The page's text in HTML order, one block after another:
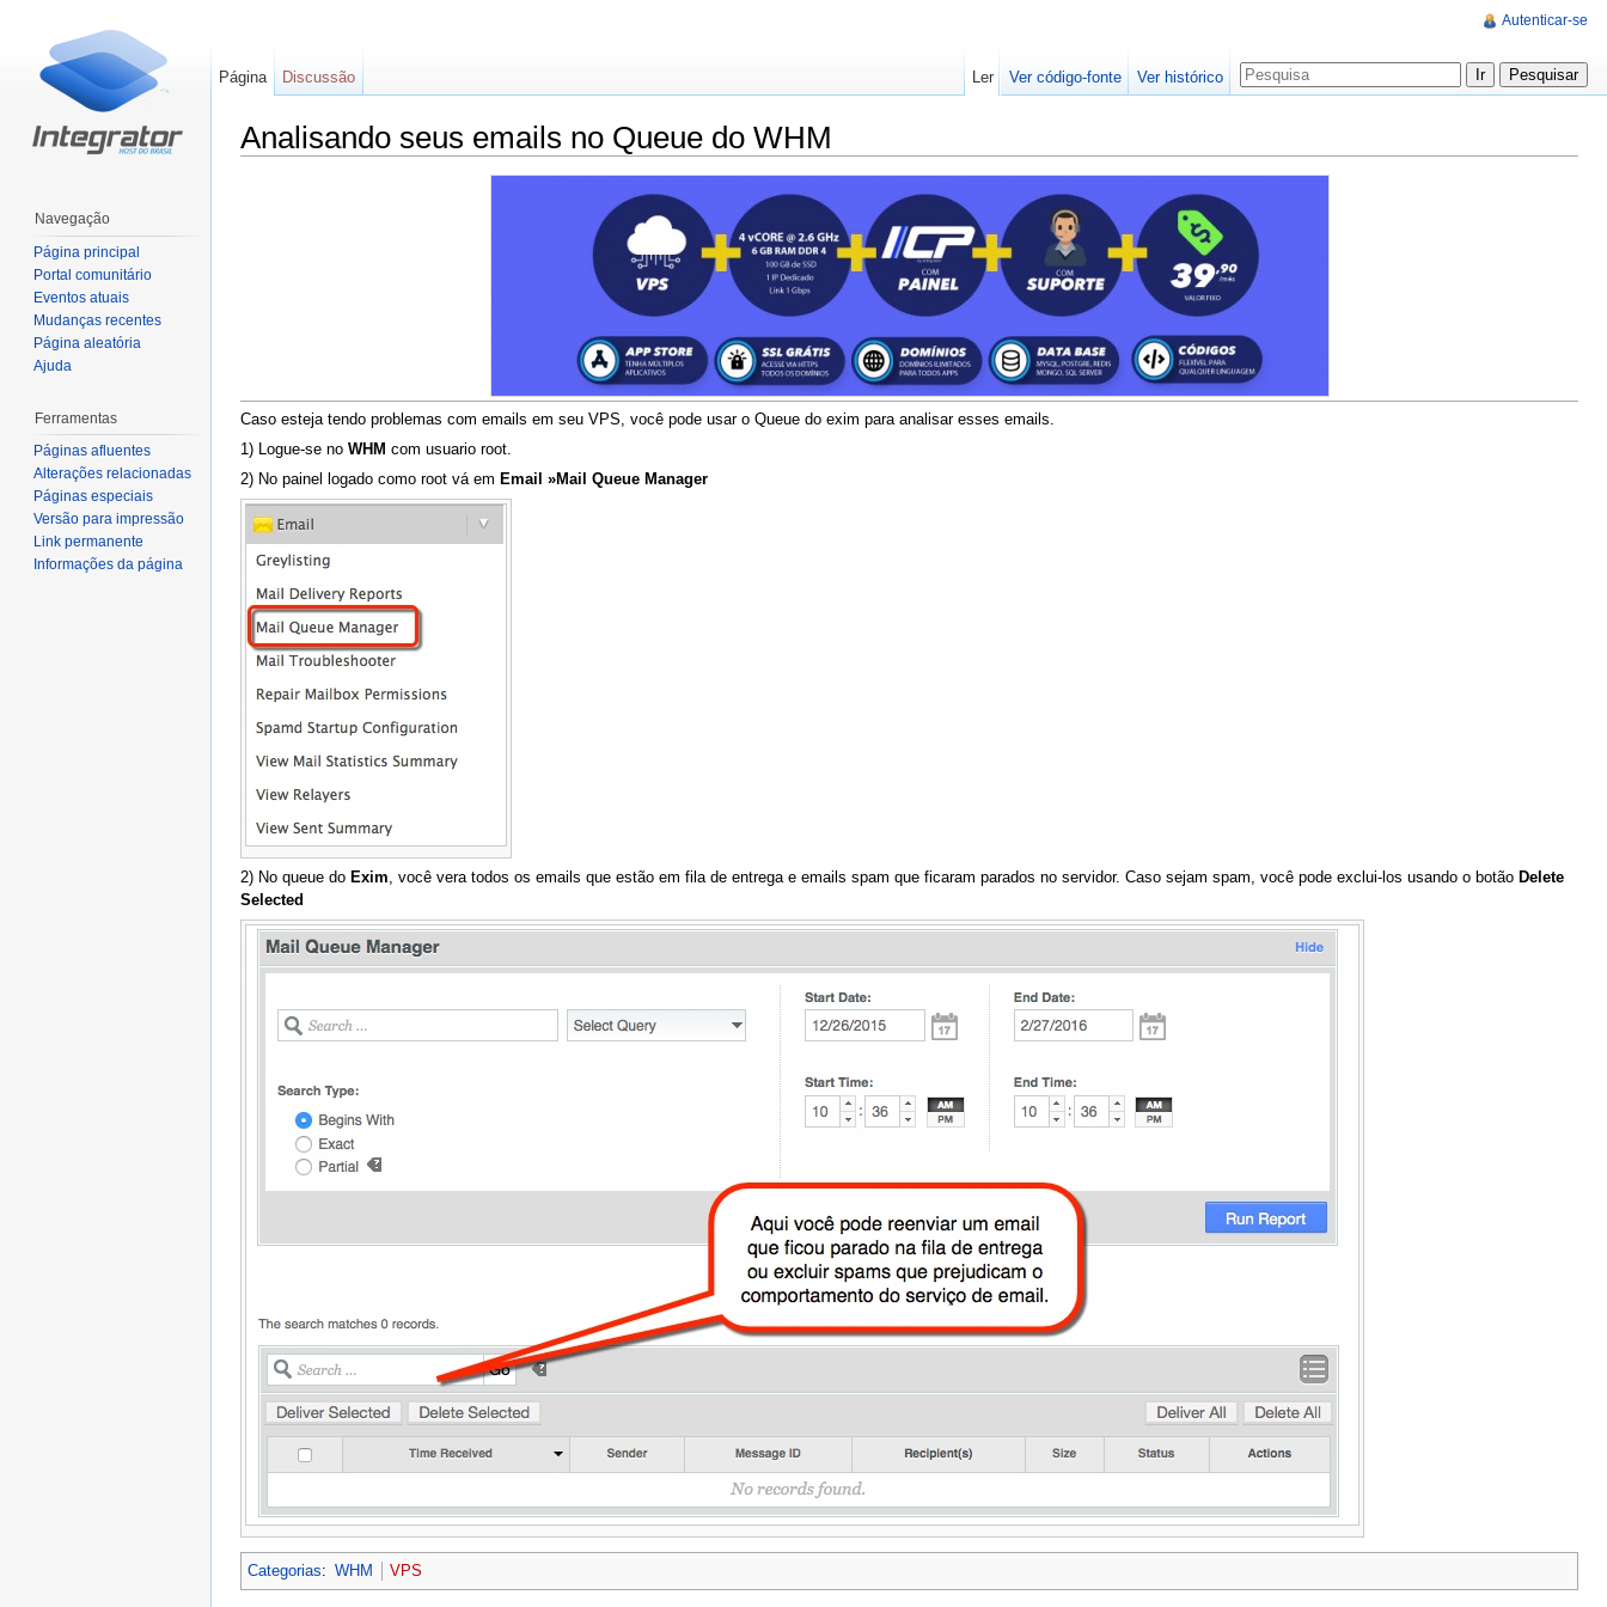
Analisando seus emails no Queue do WHM
Caso esteja tendo problemas com emails em seu VPS, você pode usar o Queue do exim para analisar esses emails.
1) Logue-se no WHM com usuario root.
2) No painel logado como root vá em Email »Mail Queue Manager
2) No queue do Exim, você vera todos os emails que estão em fila de entrega e emails spam que ficaram parados no servidor. Caso sejam spam, você pode exclui-los usando o botão Delete
Selected
Categorias: WHM VPS
Autenticar-se
Página Discussão Ler Ver código-fonte Ver histórico
Navegação
Página principal
Portal comunitário
Eventos atuais
Mudanças recentes
Página aleatória
Ajuda
Ferramentas
Páginas afluentes
Alterações relacionadas
Páginas especiais
Versão para impressão
Link permanente
Informações da página